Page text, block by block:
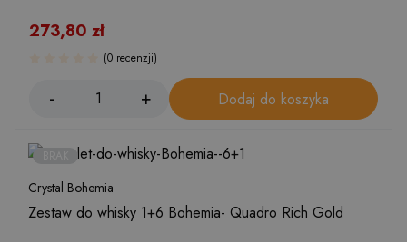
273,80 zł
(0 recenzji)
Dodaj do koszyka
Crystal Bohemia
Zestaw do whisky 1+6 Bohemia- Quadro Rich Gold